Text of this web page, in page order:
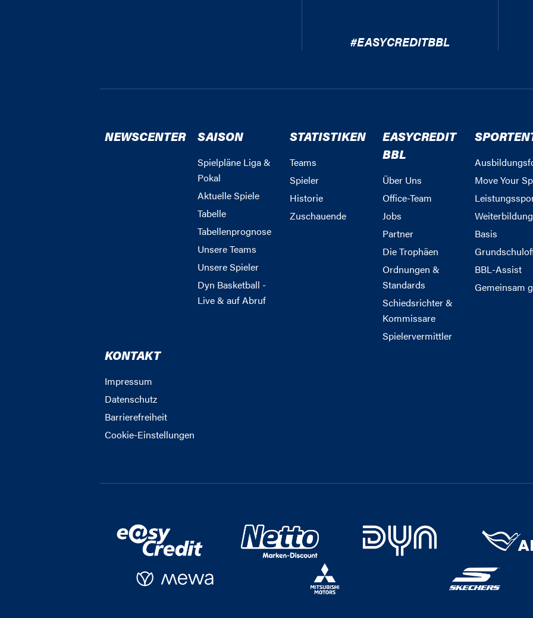
#EASYCREDITBBL
NEWSCENTER SAISON
Spielpläne Liga &
Pokal
Aktuelle Spiele
Tabelle
Tabellenprognose
Unsere Teams
Unsere Spieler
Dyn Basketball -
Live & auf Abruf
STATISTIKEN
Teams
Spieler
Historie
Zuschauende
EASYCREDIT
BBL
Über Uns
Office-Team
Jobs
Partner
Die Trophäen
Ordnungen &
Standards
Schiedsrichter &
Kommissare
Spielervermittler
Move Your
Weiterbildung
Basis
BBL-Assist
Gemeinsam
KONTAKT
Impressum
Datenschutz
Barrierefreiheit
Cookie-Einstellungen